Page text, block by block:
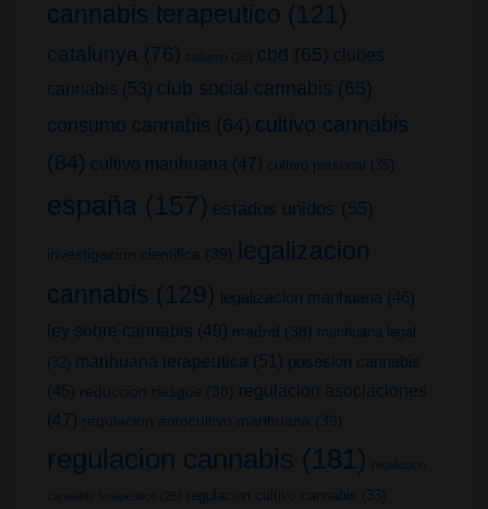
cannabis terapeutico (121)
catalunya (76) cañamo (26) cbd (65) clubes
cannabis (53) club social cannabis (65)
consumo cannabis (64) cultivo cannabis
(84) cultivo marihuana (47) cultivo personal (35)
españa (157) estados unidos (55)
investigacion cientifica (39)
legalizacion
cannabis (129) legalizacion marihuana (46)
ley sobre cannabis (49) madrid (38)
marihuana legal
(32)
marihuana terapeutica (51) posesion cannabis
(45) reduccion riesgos (38)
regulacion asociaciones
(47) regulacion autocultivo marihuana (39)
regulacion cannabis (181) regulacion
cannabis terapeutico (25) regulacion cultivo cannabis (33)